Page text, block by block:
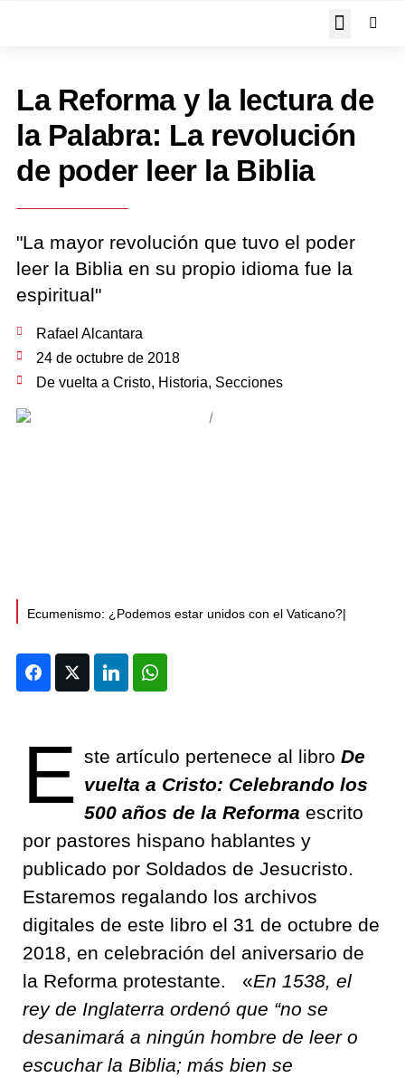
La Reforma y la lectura de
la Palabra: La revolución
de poder leer la Biblia
"La mayor revolución que tuvo el poder
leer la Biblia en su propio idioma fue la
espiritual"
Rafael Alcantara
24 de octubre de 2018
De vuelta a Cristo, Historia, Secciones
Ecumenismo: ¿Podemos estar unidos con el Vaticano?|
FacebookTwitter LinkedIn
E ste artículo pertenece al libro De
vuelta a Cristo: Celebrando los
500 años de la Reforma escrito
por pastores hispano hablantes y
publicado por Soldados de Jesucristo.
Estaremos regalando los archivos
digitales de este libro el 31 de octubre de
2018, en celebración del aniversario de
la Reforma protestante. «En 1538, el
rey de Inglaterra ordenó que “no se
desanimará a ningún hombre de leer o
escuchar la Biblia; más bien se